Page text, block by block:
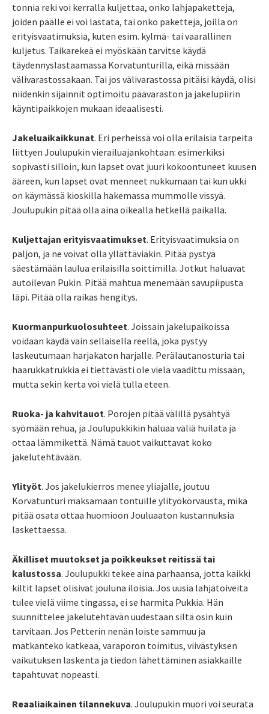
tonnia reki voi kerralla kuljettaa, onko lahjapaketteja,
joiden päälle ei voi lastata, tai onko paketteja, joilla on
erityisvaatimuksia, kuten esim. kylmä- tai vaarallinen
kuljetus. Taikarekeä ei myöskään tarvitse käydä
täydennyslastaamassa Korvatunturilla, eikä missään
välivarastossakaan. Tai jos välivarastossa pitäisi käydä, olisi
niidenkin sijainnit optimoitu päävaraston ja jakelupiirin
käyntipaikkojen mukaan ideaalisesti.
Jakeluaikaikkunat. Eri perheissä voi olla erilaisia tarpeita
liittyen Joulupukin vierailuajankohtaan: esimerkiksi
sopivasti silloin, kun lapset ovat juuri kokoontuneet kuusen
ääreen, kun lapset ovat menneet nukkumaan tai kun ukki
on käymässä kioskilla hakemassa mummolle vissyä.
Joulupukin pitää olla aina oikealla hetkellä paikalla.
Kuljettajan erityisvaatimukset. Erityisvaatimuksia on
paljon, ja ne voivat olla yllättäviäkin. Pitää pystyä
säestämään laulua erilaisilla soittimilla. Jotkut haluavat
autoilevan Pukin. Pitää mahtua menemään savupiipusta
läpi. Pitää olla raikas hengitys.
Kuormanpurkuolosuhteet. Joissain jakelupaikoissa
voidaan käydä vain sellaisella reellä, joka pystyy
laskeutumaan harjakaton harjalle. Perälautanosturia tai
haarukkatrukkia ei tiettävästi ole vielä vaadittu missään,
mutta sekin kerta voi vielä tulla eteen.
Ruoka- ja kahvitauot. Porojen pitää välillä pysähtyä
syömään rehua, ja Joulupukkikin haluaa väliä huilata ja
ottaa lämmikettä. Nämä tauot vaikuttavat koko
jakelutehtävään.
Ylityöt. Jos jakelukierros menee yliajalle, joutuu
Korvatunturi maksamaan tontuille ylityökorvausta, mikä
pitää osata ottaa huomioon Jouluaaton kustannuksia
laskettaessa.
Äkilliset muutokset ja poikkeukset reitissä tai
kalustossa. Joulupukki tekee aina parhaansa, jotta kaikki
kiltit lapset olisivat jouluna iloisia. Jos uusia lahjatoiveita
tulee vielä viime tingassa, ei se harmita Pukkia. Hän
suunnittelee jakelutehtävän uudestaan siltä osin kuin
tarvitaan. Jos Petterin nenän loiste sammuu ja
matkanteko katkeaa, varaporon toimitus, viivästyksen
vaikutuksen laskenta ja tiedon lähettäminen asiakkaille
tapahtuvat nopeasti.
Reaaliaikainen tilannekuva. Joulupukin muori voi seurata